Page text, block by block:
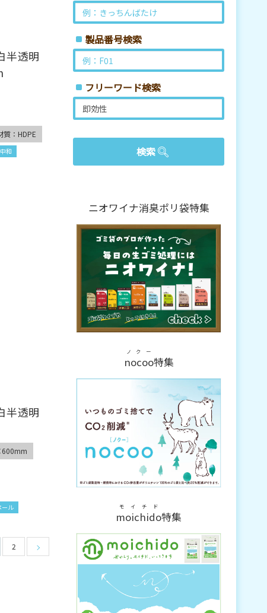
半透明
質：HDPE
中和
半透明
ール
2
製品番号検索
フリーワード検索
ニオワイナ消臭ポリ袋特集
nocoo
ノクー
特集
moichido
モイチド
特集